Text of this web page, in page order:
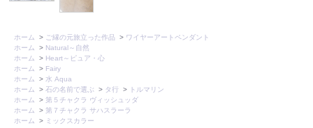
ホーム > ご縁の元旅立った作品 > ワイヤーアートペンダント
ホーム
> Natural～自然
ホーム
> Heart～ピュア・心
ホーム
> Fairy
ホーム
> 水 Aqua
ホーム
> 石の名前で選ぶ > タ行 >
トルマリン
ホーム
> 第５チャクラ ヴィッシュッダ
ホーム
> 第７チャクラ サハスラーラ
ホーム
> ミックスカラー